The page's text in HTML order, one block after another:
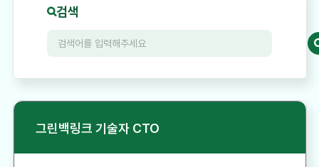
검색
그린백링크 기술자 CTO